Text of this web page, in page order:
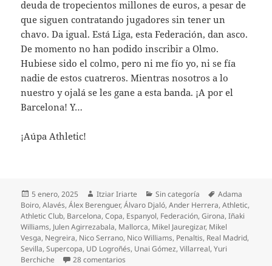
deuda de tropecientos millones de euros, a pesar de
que siguen contratando jugadores sin tener un
chavo. Da igual. Está Liga, esta Federación, dan asco.
De momento no han podido inscribir a Olmo.
Hubiese sido el colmo, pero ni me fío yo, ni se fía
nadie de estos cuatreros. Mientras nosotros a lo
nuestro y ojalá se les gane a esta banda. ¡A por el
Barcelona! Y…
¡Aúpa Athletic!
Publicado
el
5 enero, 2025 Autor
Itziar Iriarte Categorías
Sin categoría Etiquetas
Adama
Boiro,Alavés,Álex Berenguer,Álvaro Djaló,Ander Herrera,Athletic,
Athletic Club, Barcelona,Copa, Espanyol, Federación,Girona,Iñaki
Williams, Julen Agirrezabala, Mallorca, Mikel Jauregizar, Mikel
Vesga, Negreira, Nico Serrano, Nico Williams, Penaltis, Real Madrid,
Sevilla,Supercopa, UD Logroñés, Unai Gómez,Villarreal,Yuri
Berchiche
28 comentarios